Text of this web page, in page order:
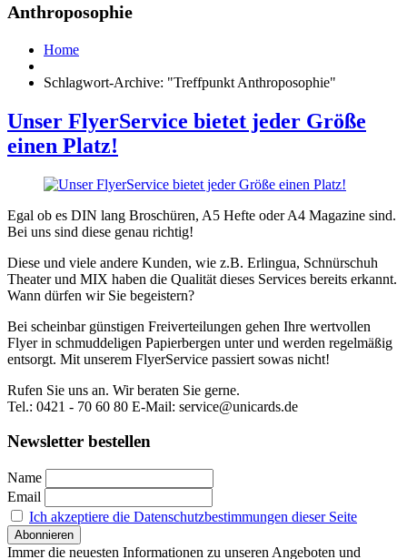
Anthroposophie
Home
Schlagwort-Archive: "Treffpunkt Anthroposophie"
Unser FlyerService bietet jeder Größe
einen Platz!
Egal ob es DIN lang Broschüren, A5 Hefte oder A4 Magazine sind.
Bei uns sind diese genau richtig!
Diese und viele andere Kunden, wie z.B. Erlingua, Schnürschuh
Theater und MIX haben die Qualität dieses Services bereits erkannt.
Wann dürfen wir Sie begeistern?
Bei scheinbar günstigen Freiverteilungen gehen Ihre wertvollen
Flyer in schmuddeligen Papierbergen unter und werden regelmäßig
entsorgt. Mit unserem FlyerService passiert sowas nicht!
Rufen Sie uns an. Wir beraten Sie gerne.
Tel.: 0421 - 70 60 80 E-Mail: service@unicards.de
Newsletter bestellen
Name
Email
Ich akzeptiere die Datenschutzbestimmungen dieser Seite
Immer die neuesten Informationen zu unseren Angeboten und